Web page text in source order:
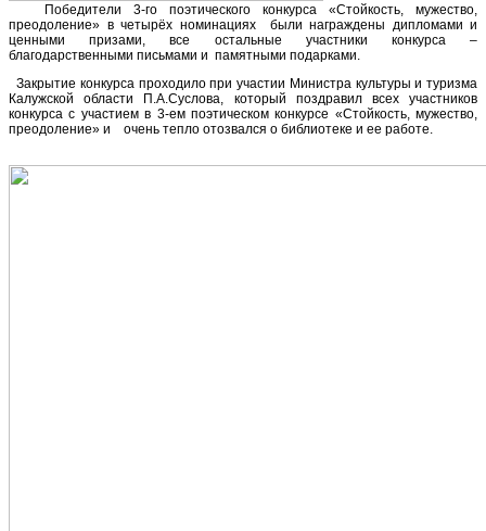
Победители 3-го поэтического конкурса «Стойкость, мужество,
преодоление» в четырёх номинациях были награждены дипломами и
ценными призами, все остальные участники конкурса –
благодарственными письмами и памятными подарками.
Закрытие конкурса проходило при участии Министра культуры и туризма
Калужской области П.А.Суслова, который поздравил всех участников
конкурса с участием в 3-ем поэтическом конкурсе «Стойкость, мужество,
преодоление» и очень тепло отозвался о библиотеке и ее работе.